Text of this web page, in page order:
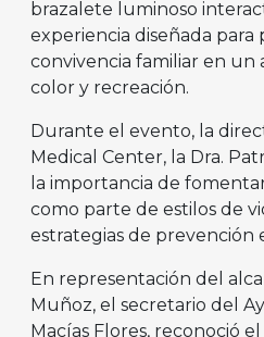
brazalete luminoso
experiencia diseñada para
convivencia familiar en un
color y recreación.
Durante el evento, la
Medical Center, la Dra.
la importancia de
como parte de estilos de
estrategias de prevención
En representación del
Muñoz, el secretario del
Macías Flores, reconoció